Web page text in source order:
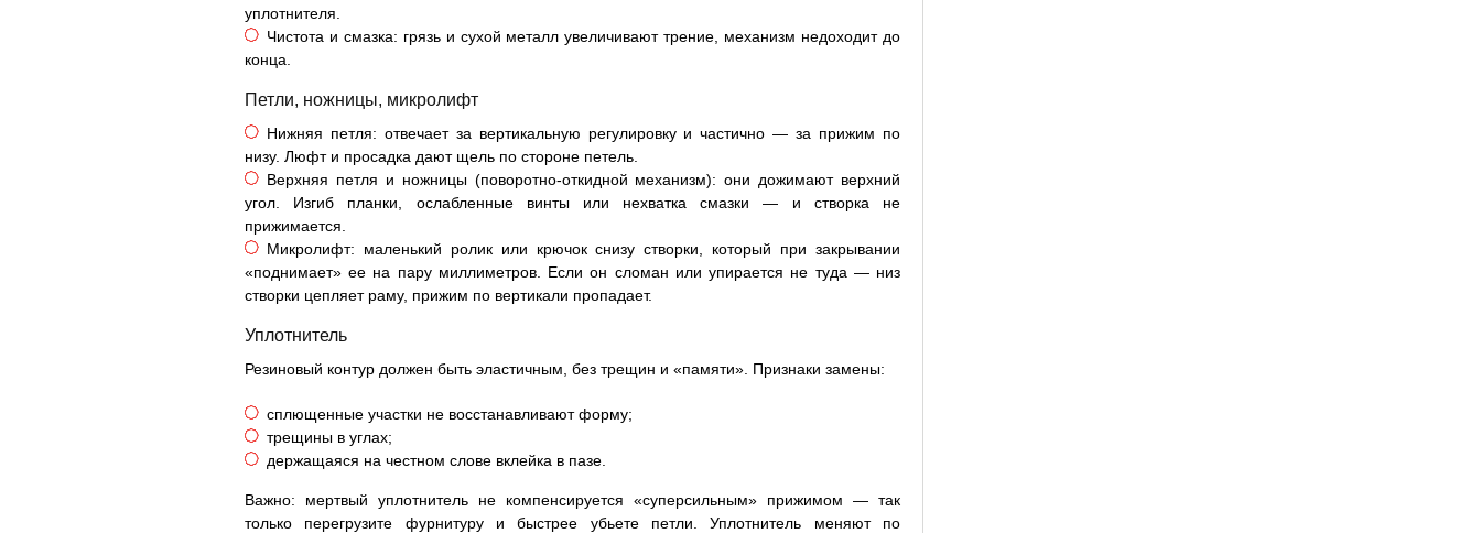
уплотнителя.
Чистота и смазка: грязь и сухой металл увеличивают трение, механизм недоходит до
конца.
Петли, ножницы, микролифт
Нижняя петля: отвечает за вертикальную регулировку и частично — за прижим по
низу. Люфт и просадка дают щель по стороне петель.
Верхняя петля и ножницы (поворотно-откидной механизм): они дожимают верхний
угол. Изгиб планки, ослабленные винты или нехватка смазки — и створка не
прижимается.
Микролифт: маленький ролик или крючок снизу створки, который при закрывании
«поднимает» ее на пару миллиметров. Если он сломан или упирается не туда — низ
створки цепляет раму, прижим по вертикали пропадает.
Уплотнитель
Резиновый контур должен быть эластичным, без трещин и «памяти». Признаки замены:
сплющенные участки не восстанавливают форму;
трещины в углах;
держащаяся на честном слове вклейка в пазе.
Важно: мертвый уплотнитель не компенсируется «суперсильным» прижимом — так
только перегрузите фурнитуру и быстрее убьете петли. Уплотнитель меняют по